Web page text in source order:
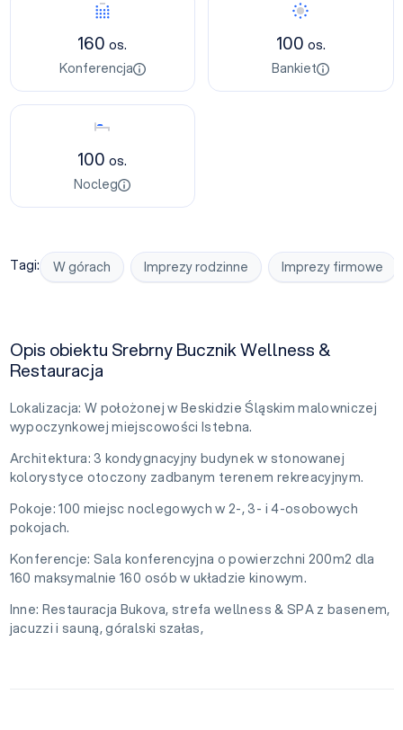
Konferencja
160os.
Konferencja
Bankiet
100 os.
Bankiet
Nocleg
100os.
Nocleg
Tagi: W górach Imprezy rodzinne Imprezy firmowe
Opis obiektu Srebrny Bucznik Wellness &
Restauracja
Lokalizacja: W położonej w Beskidzie Śląskim malowniczej
wypoczynkowej miejscowości Istebna.
Architektura: 3 kondygnacyjny budynek w stonowanej
kolorystyce otoczony zadbanym terenem rekreacyjnym.
Pokoje: 100 miejsc noclegowych w 2-, 3- i 4-osobowych
pokojach.
Konferencje: Sala konferencyjna o powierzchni 200m2 dla
160 maksymalnie 160 osób w układzie kinowym.
Inne: Restauracja Bukova, strefa wellness & SPA z basenem,
jacuzzi i sauną, góralski szałas,